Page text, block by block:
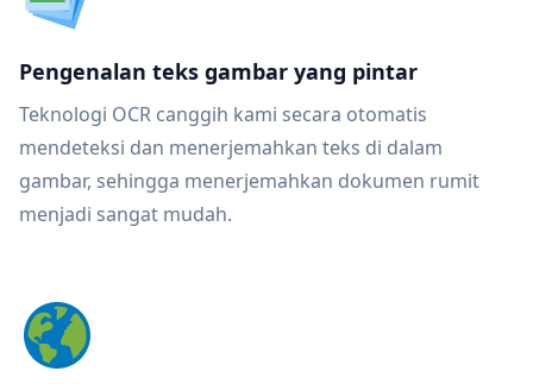
Pengenalan teks gambar yang pintar
Teknologi OCR canggih kami secara otomatis
mendeteksi dan menerjemahkan teks di dalam
gambar, sehingga menerjemahkan dokumen rumit
menjadi sangat mudah.